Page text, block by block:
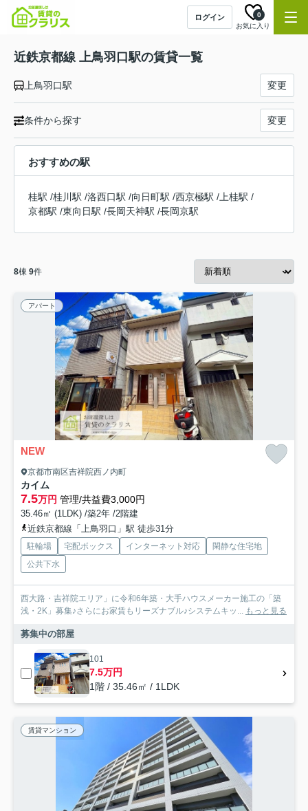
ログイン
お気に入り
0
近鉄京都線 上鳥羽口駅の賃貸一覧
上鳥羽口駅 変更
条件から探す 変更
おすすめの駅
桂駅 /桂川駅 /洛西口駅 /向日町駅 /西京極駅 / 上桂駅 /
京都駅 /東向日駅 /長岡天神駅 /長岡京駅
8棟 9件
アパート
NEW
京都市南区吉祥院西ノ内町
カイム
7.5万円 管理/共益費3,000円
35.46㎡ (1LDK) /築2年 /2階建
近鉄京都線「上鳥羽口」駅 徒歩31分
駐輪場 宅配ボックス インターネット対応
閑静な住宅地
公共下水
西大路・吉祥院エリア」に令和6年築・大手ハウスメーカー施工の「築
浅・2K」募集♪さらにお家賃もリーズナブル♪システムキッ... もっと見る
募集中の部屋
101
7.5万円
1階 / 35.46㎡ / 1LDK
賃貸マンション